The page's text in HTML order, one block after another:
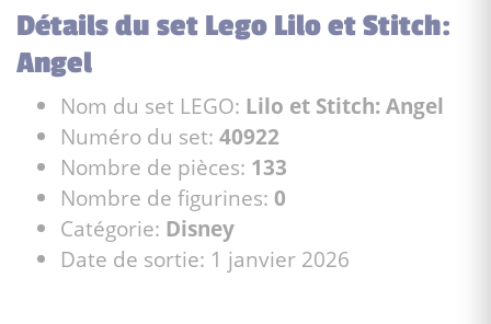
Détails du set Lego Lilo et Stitch:
Angel
Nom du set LEGO: Lilo et Stitch: Angel
Numéro du set: 40922
Nombre de pièces: 133
Nombre de figurines: 0
Catégorie: Disney
Date de sortie: 1 janvier 2026